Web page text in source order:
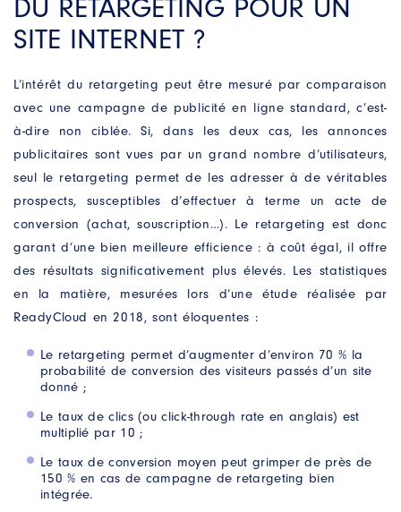
DU RETARGETING POUR UN
SITE INTERNET ?
L’intérêt du retargeting peut être mesuré par comparaison
avec une campagne de publicité en ligne standard, c’est-
à-dire non ciblée. Si, dans les deux cas, les annonces
publicitaires sont vues par un grand nombre d’utilisateurs,
seul le retargeting permet de les adresser à de véritables
prospects, susceptibles d’effectuer à terme un acte de
conversion (achat, souscription…). Le retargeting est donc
garant d’une bien meilleure efficience : à coût égal, il offre
des résultats significativement plus élevés. Les statistiques
en la matière, mesurées lors d’une étude réalisée par
ReadyCloud en 2018, sont éloquentes :
Le retargeting permet d’augmenter d’environ 70 % la
probabilité de conversion des visiteurs passés d’un site
donné ;
Le taux de clics (ou click-through rate en anglais) est
multiplié par 10 ;
Le taux de conversion moyen peut grimper de près de
150 % en cas de campagne de retargeting bien
intégrée.
E-MAIL *
VOTRE BESOIN *
pour répondre à ma demande
temps de répondre à votre demande. Vous pouvez à tout
moment exercer vos droits d’accès, de rectification, de
Antipodes Médical.